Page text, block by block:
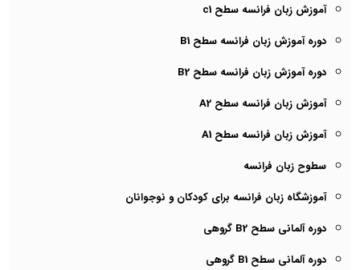
آموزش زبان فرانسه سطح c1
دوره آموزش زبان فرانسه سطح B1
دوره آموزش زبان فرانسه سطح B2
آموزش زبان فرانسه سطح A2
آموزش زبان فرانسه سطح A1
سطوح زبان فرانسه
آموزشگاه زبان فرانسه برای کودکان و نوجوانان
دوره آلمانی سطح B2 گروهی
دوره آلمانی سطح B1 گروهی